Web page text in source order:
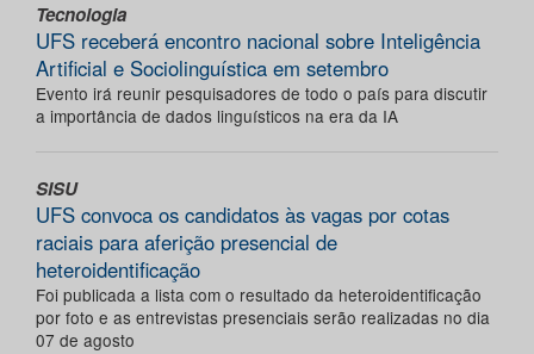
Tecnologia
UFS receberá encontro nacional sobre Inteligência
Artificial e Sociolinguística em setembro
Evento irá reunir pesquisadores de todo o país para discutir
a importância de dados linguísticos na era da IA
SISU
UFS convoca os candidatos às vagas por cotas
raciais para aferição presencial de
heteroidentificação
Foi publicada a lista com o resultado da heteroidentificação
por foto e as entrevistas presenciais serão realizadas no dia
07 de agosto